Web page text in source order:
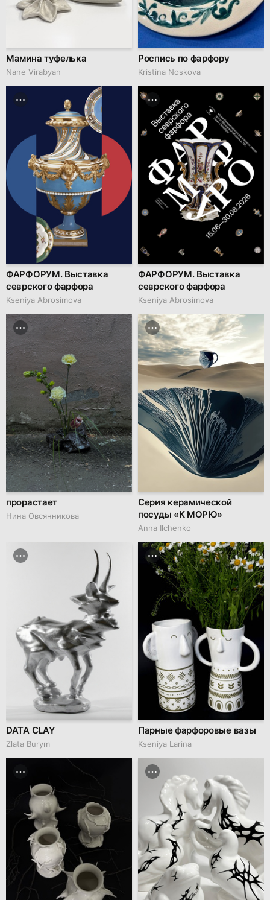
Мамина туфелька
Nane Virabyan
Роспись по фарфору
Kristina Noskova
ФАРФОРУМ. Выставка
севрского фарфора
Kseniya Abrosimova
ФАРФОРУМ. Выставка
севрского фарфора
Kseniya Abrosimova
прорастает
Нина Овсянникова
Серия керамической
посуды «К МОРЮ»
Anna Ilchenko
DATA CLAY
Zlata Burym
Парные фарфоровые вазы
Kseniya Larina